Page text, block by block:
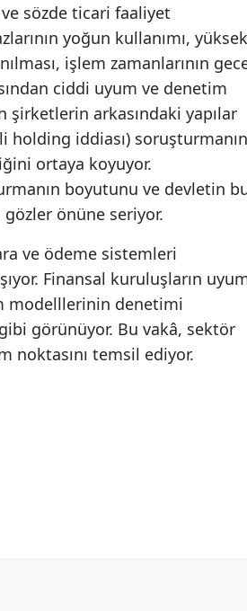
Kırıkkale
Batman
Şırnak
Bartın
Ardahan
Iğdır
Yalova
Karabük
Osmaniye
sözde ticari faaliyet
yoğun kullanımı, yüksek
işlem zamanlarının
ciddi uyum ve denetim
şirketlerin arkasındaki yapılar
holding iddiası) soruşturmanın
ortaya koyuyor.
boyutunu ve devletin
gözler önüne seriyor.
ve ödeme sistemleri
Finansal kuruluşların
modelllerinin denetimi
görünüyor. Bu vakâ, sektör
noktasını temsil ediyor.